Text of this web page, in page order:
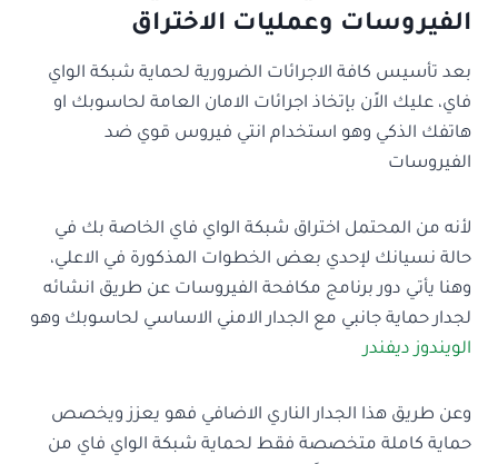
الفيروسات وعمليات الاختراق
بعد تأسيس كافة الاجرائات الضرورية لحماية شبكة الواي
فاي، عليك الاًن بإتخاذ اجرائات الامان العامة لحاسوبك او
هاتفك الذكي وهو استخدام انتي فيروس قوي ضد
الفيروسات
لأنه من المحتمل اختراق شبكة الواي فاي الخاصة بك في
حالة نسيانك لإحدي بعض الخطوات المذكورة في الاعلي،
وهنا يأتي دور برنامج مكافحة الفيروسات عن طريق انشائه
لجدار حماية جانبي مع الجدار الامني الاساسي لحاسوبك وهو
الويندوز ديفندر
وعن طريق هذا الجدار الناري الاضافي فهو يعزز ويخصص
حماية كاملة متخصصة فقط لحماية شبكة الواي فاي من